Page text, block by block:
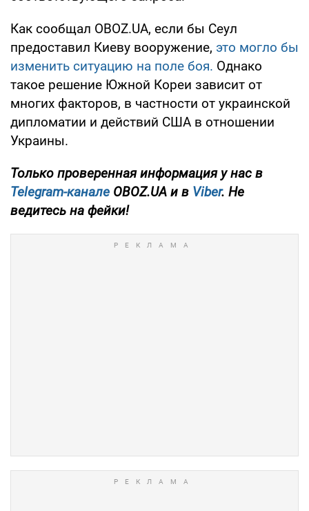
Как сообщал OBOZ.UA, если бы Сеул
предоставил Киеву вооружение, это могло бы
изменить ситуацию на поле боя. Однако
такое решение Южной Кореи зависит от
многих факторов, в частности от украинской
дипломатии и действий США в отношении
Украины.
Только проверенная информация у нас в
Telegram-канале OBOZ.UA и в Viber. Не
ведитесь на фейки!